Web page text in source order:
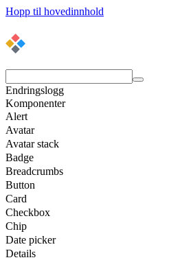
Hopp til hovedinnhold
Endringslogg
Komponenter
Alert
Avatar
Avatar stack
Badge
Breadcrumbs
Button
Card
Checkbox
Chip
Date picker
Details